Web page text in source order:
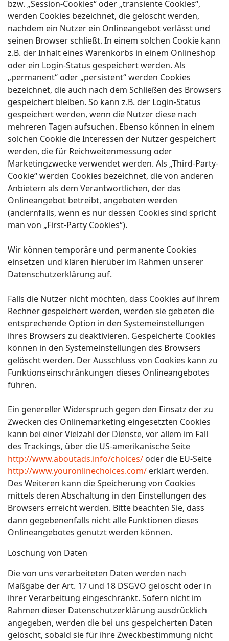
bzw. „Session-Cookies“ oder „transiente Cookies“,
werden Cookies bezeichnet, die gelöscht werden,
nachdem ein Nutzer ein Onlineangebot verlässt und
seinen Browser schließt. In einem solchen Cookie kann
z.B. der Inhalt eines Warenkorbs in einem Onlineshop
oder ein Login-Status gespeichert werden. Als
„permanent“ oder „persistent“ werden Cookies
bezeichnet, die auch nach dem Schließen des Browsers
gespeichert bleiben. So kann z.B. der Login-Status
gespeichert werden, wenn die Nutzer diese nach
mehreren Tagen aufsuchen. Ebenso können in einem
solchen Cookie die Interessen der Nutzer gespeichert
werden, die für Reichweitenmessung oder
Marketingzwecke verwendet werden. Als „Third-Party-
Cookie“ werden Cookies bezeichnet, die von anderen
Anbietern als dem Verantwortlichen, der das
Onlineangebot betreibt, angeboten werden
(andernfalls, wenn es nur dessen Cookies sind spricht
man von „First-Party Cookies“).
Wir können temporäre und permanente Cookies
einsetzen und klären hierüber im Rahmen unserer
Datenschutzerklärung auf.
Falls die Nutzer nicht möchten, dass Cookies auf ihrem
Rechner gespeichert werden, werden sie gebeten die
entsprechende Option in den Systemeinstellungen
ihres Browsers zu deaktivieren. Gespeicherte Cookies
können in den Systemeinstellungen des Browsers
gelöscht werden. Der Ausschluss von Cookies kann zu
Funktionseinschränkungen dieses Onlineangebotes
führen.
Ein genereller Widerspruch gegen den Einsatz der zu
Zwecken des Onlinemarketing eingesetzten Cookies
kann bei einer Vielzahl der Dienste, vor allem im Fall
des Trackings, über die US-amerikanische Seite
http://www.aboutads.info/choices/ oder die EU-Seite
http://www.youronlinechoices.com/ erklärt werden.
Des Weiteren kann die Speicherung von Cookies
mittels deren Abschaltung in den Einstellungen des
Browsers erreicht werden. Bitte beachten Sie, dass
dann gegebenenfalls nicht alle Funktionen dieses
Onlineangebotes genutzt werden können.
Löschung von Daten
Die von uns verarbeiteten Daten werden nach
Maßgabe der Art. 17 und 18 DSGVO gelöscht oder in
ihrer Verarbeitung eingeschränkt. Sofern nicht im
Rahmen dieser Datenschutzerklärung ausdrücklich
angegeben, werden die bei uns gespeicherten Daten
gelöscht, sobald sie für ihre Zweckbestimmung nicht